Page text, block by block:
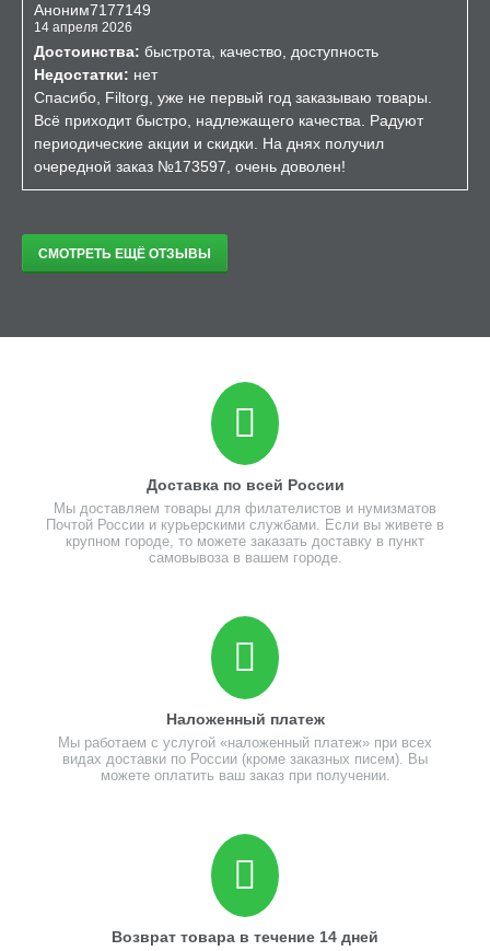
Аноним7177149
14 апреля 2026
Достоинства: быстрота, качество, доступность
Недостатки: нет
Спасибо, Filtorg, уже не первый год заказываю товары.
Всё приходит быстро, надлежащего качества. Радуют
периодические акции и скидки. На днях получил
очередной заказ №173597, очень доволен!
СМОТРЕТЬ ЕЩЁ ОТЗЫВЫ
Доставка по всей России
Мы доставляем товары для филателистов и нумизматов
Почтой России и курьерскими службами. Если вы живете в
крупном городе, то можете заказать доставку в пункт
самовывоза в вашем городе.
Наложенный платеж
Мы работаем с услугой «наложенный платеж» при всех
видах доставки по России (кроме заказных писем). Вы
можете оплатить ваш заказ при получении.
Возврат товара в течение 14 дней